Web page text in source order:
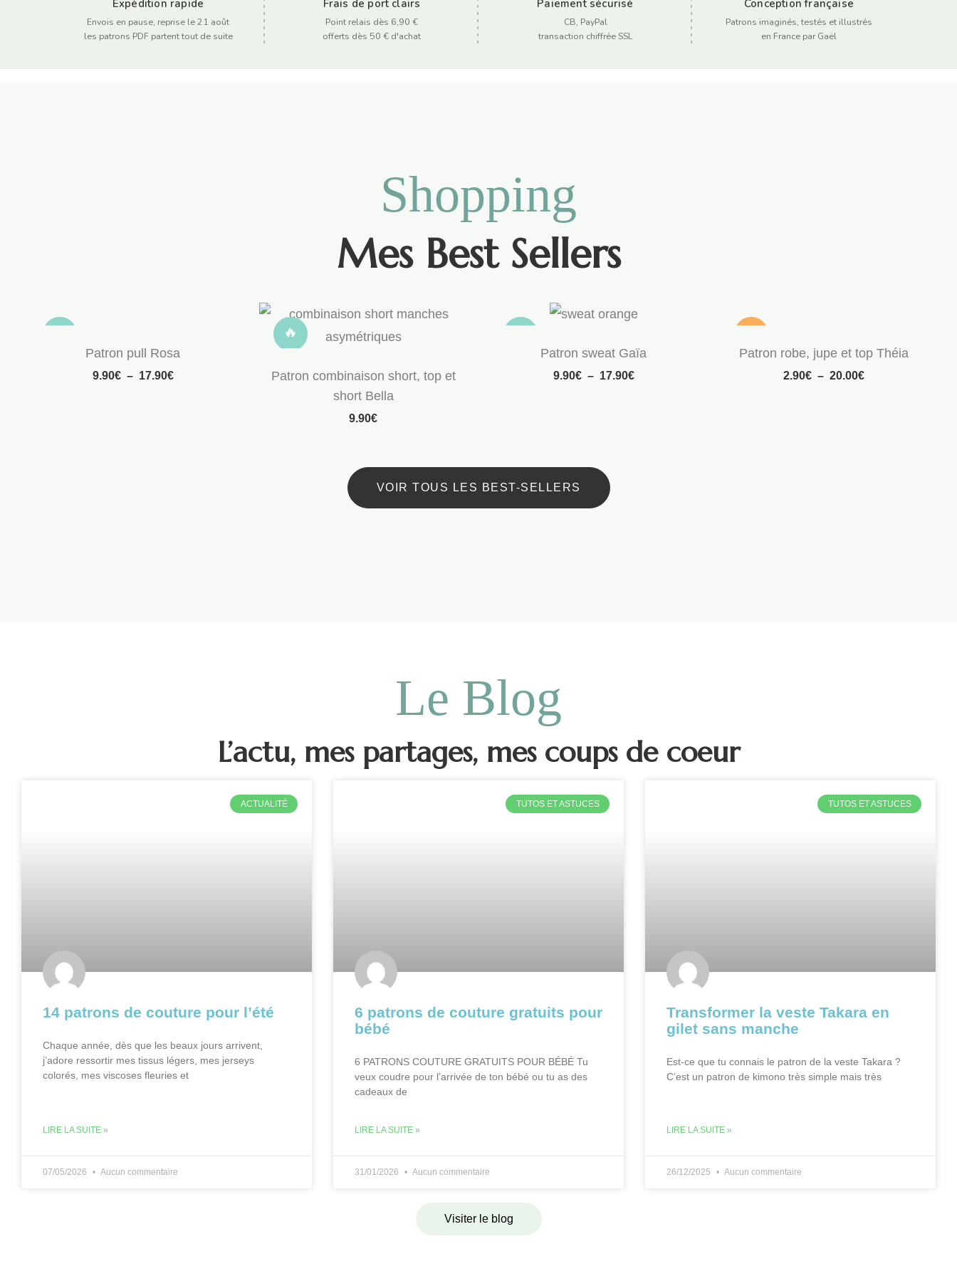
Expédition rapide
Envois en pause, reprise le 21 août
les patrons PDF partent tout de suite
Frais de port clairs
Point relais dès 6,90 €
offerts dès 50 € d'achat
Paiement sécurisé
CB, PayPal
transaction chiffrée SSL
Conception française
Patrons imaginés, testés et illustrés
en France par Gaël
Shopping
Mes Best Sellers
Patron pull Rosa
9.90€ – 17.90€
🔥
Patron combinaison short, top et
short Bella
9.90€
Patron sweat Gaïa
9.90€ – 17.90€
Patron robe, jupe et top Théia
2.90€ – 20.00€
VOIR TOUS LES BEST-SELLERS
Le Blog
L’actu, mes partages, mes coups de coeur
ACTUALITÉ
14 patrons de couture pour l’été
Chaque année, dès que les beaux jours arrivent,
j’adore ressortir mes tissus légers, mes jerseys
colorés, mes viscoses fleuries et
LIRE LA SUITE »
07/05/2026 Aucun commentaire
TUTOS ET ASTUCES
6 patrons de couture gratuits pour
bébé
6 PATRONS COUTURE GRATUITS POUR BÉBÉ Tu
veux coudre pour l’arrivée de ton bébé ou tu as des
cadeaux de
LIRE LA SUITE »
31/01/2026 Aucun commentaire
TUTOS ET ASTUCES
Transformer la veste Takara en
gilet sans manche
Est-ce que tu connais le patron de la veste Takara ?
C’est un patron de kimono très simple mais très
LIRE LA SUITE »
26/12/2025 Aucun commentaire
Visiter le blog